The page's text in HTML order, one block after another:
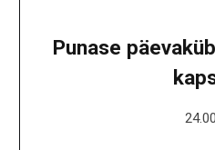
Punase
24.00